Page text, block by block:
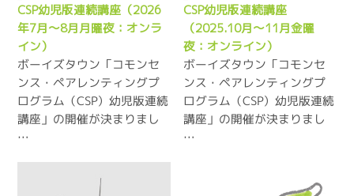
CSP幼児版連続講座（2026
年7月～8月月曜夜：オンラ
イン）
ボーイズタウン「コモンセ
ンス・ペアレンティングプ
ログラム（CSP）幼児版連続
講座」の開催が決まりまし
…
CSP幼児版連続講座
（2025.10月～11月金曜
夜：オンライン）
ボーイズタウン「コモンセ
ンス・ペアレンティングプ
ログラム（CSP）幼児版連続
講座」の開催が決まりまし
…